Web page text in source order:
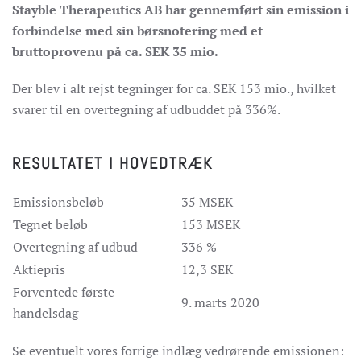
Stayble Therapeutics AB har gennemført sin emission i
forbindelse med sin børsnotering med et
bruttoprovenu på ca. SEK 35 mio.
Der blev i alt rejst tegninger for ca. SEK 153 mio., hvilket
svarer til en overtegning af udbuddet på 336%.
RESULTATET I HOVEDTRÆK
Emissionsbeløb
35 MSEK
Tegnet beløb
153 MSEK
Overtegning af udbud
336 %
Aktiepris
12,3 SEK
Forventede første
handelsdag
9. marts 2020
Se eventuelt vores forrige indlæg vedrørende emissionen: